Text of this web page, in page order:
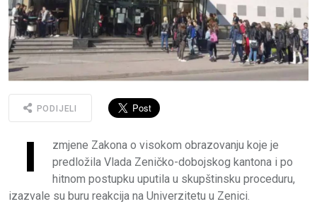
PODIJELI
I
zmjene Zakona o visokom obrazovanju koje je
predložila Vlada Zeničko-dobojskog kantona i po
hitnom postupku uputila u skupštinsku proceduru,
izazvale su buru reakcija na Univerzitetu u Zenici.